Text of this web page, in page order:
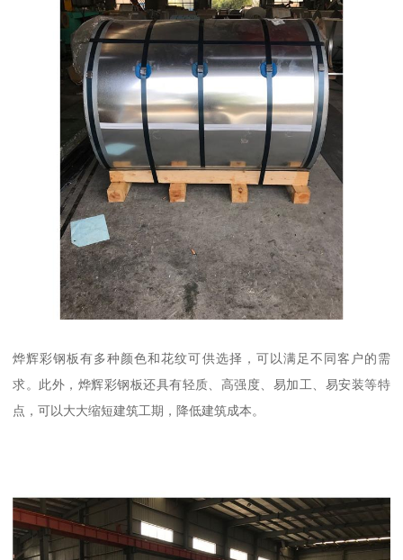
烨辉彩钢板有多种颜色和花纹可供选择，可以满足不同客户的需
求。此外，烨辉彩钢板还具有轻质、高强度、易加工、易安装等特
点，可以大大缩短建筑工期，降低建筑成本。